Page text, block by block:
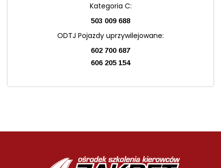
Kategoria C:
503 009 688
ODTJ Pojazdy uprzywilejowane:
602 700 687
606 205 154